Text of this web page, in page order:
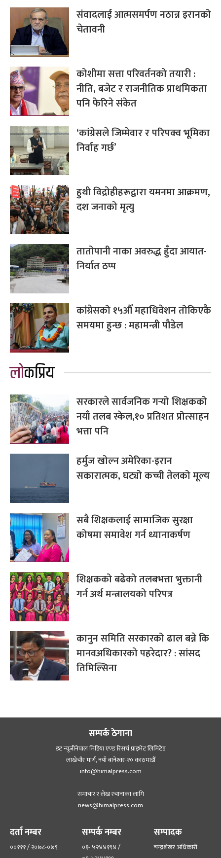
संवादलाई आत्मसमर्पण नठान्न इरानको
चेतावनी
कोशीमा सत्ता परिवर्तनको तयारी :
नीति, बजेट र राजनीतिक प्राथमिकता
पनि फेरिने संकेत
‘कांग्रेसले जिम्मेवार र परिपक्व भूमिका
निर्वाह गर्छ’
हुथी विद्रोहीहरूद्वारा यमनमा आक्रमण,
दश जनाको मृत्यु
तातोपानी नाका अवरुद्ध हुँदा आयात-
निर्यात ठप्प
कांग्रेसको १५औँ महाधिवेशन तोकिएकै
समयमा हुन्छ : महामन्त्री पौडेल
लोकप्रिय
सरकारले सार्वजनिक गर्‍यो शिक्षकको
नयाँ तलब स्केल,१० प्रतिशत प्रोत्साहन
भत्ता पनि
हर्मुज खोल्न अमेरिका-इरान
सकारात्मक, घट्यो कच्ची तेलको मूल्य
सबै शिक्षकलाई सामाजिक सुरक्षा
कोषमा समावेश गर्न ध्यानाकर्षण
शिक्षकको बढेको तलबभत्ता भुक्तानी
गर्न अर्थ मन्त्रालयको परिपत्र
कानुन समिति सरकारको ढाल बन्ने कि
मानवअधिकारको पहरेदार? : सांसद
तिमिल्सिना
सम्पर्क ठेगाना
डट न्यूजीनेपाल मिडिया एण्ड रिसर्च प्राइभेट लिमिटेड
लाखेचौर मार्ग, नयाँ बानेश्‍वर-१० काठमाडौँ
info@himalpress.com
समाचार र लेख रचानाका लागि
news@himalpress.com
दर्ता नम्बर
००१११ / २०७८-०७९
सम्पर्क नम्बर
०१- ५२४४१९४ /
सम्पादक
चन्द्रशेखर अधिकारी